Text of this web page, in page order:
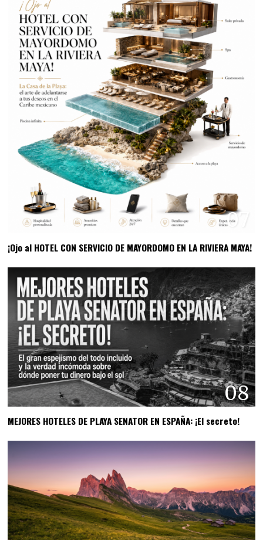
07
¡Ojo al HOTEL CON SERVICIO DE MAYORDOMO EN LA RIVIERA MAYA!
08
MEJORES HOTELES DE PLAYA SENATOR EN ESPAÑA: ¡El secreto!